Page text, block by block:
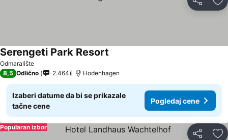
Deli
Odmaralište
Serengeti Park Resort
8,5 Odlično 2.464 Hodenhagen
Izaberi datume da bi se prikazale
tačne cene
Pogledaj cene
Deli
Popularan izbor